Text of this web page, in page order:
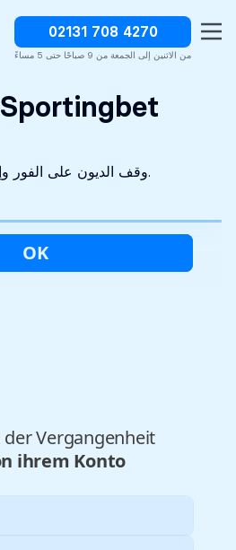
02131 708 4270
من الاثنين إلى الجمعة من 9 صباحًا حتى 5 مساءً
سرية تماما وقف الديون على الفور
مساعدة في Sportingbet
وقف الديون على الفور وإنهاء العقد. سوف نساعدك.